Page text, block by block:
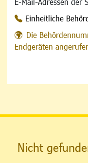
Einheitliche
Die
Endgeräten
Nicht